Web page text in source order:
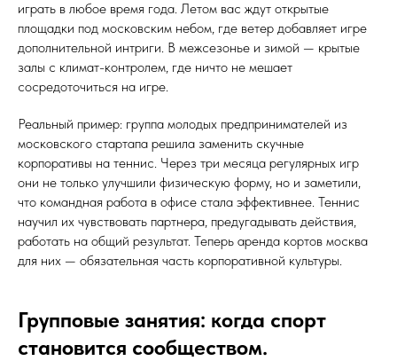
играть в любое время года. Летом вас ждут открытые
площадки под московским небом, где ветер добавляет игре
дополнительной интриги. В межсезонье и зимой — крытые
залы с климат-контролем, где ничто не мешает
сосредоточиться на игре.
Реальный пример: группа молодых предпринимателей из
московского стартапа решила заменить скучные
корпоративы на теннис. Через три месяца регулярных игр
они не только улучшили физическую форму, но и заметили,
что командная работа в офисе стала эффективнее. Теннис
научил их чувствовать партнера, предугадывать действия,
работать на общий результат. Теперь аренда кортов москва
для них — обязательная часть корпоративной культуры.
Групповые занятия: когда спорт
становится сообществом.